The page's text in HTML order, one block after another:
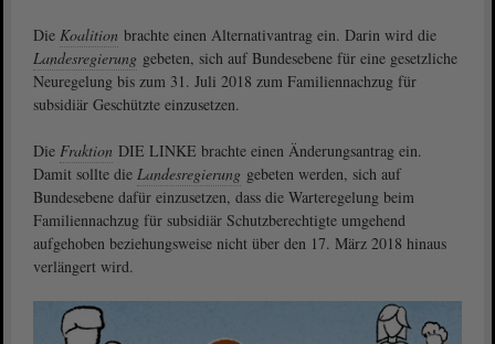
Die Koalition brachte einen Alternativantrag ein. Darin wird die
Landesregierung gebeten, sich auf Bundesebene für eine gesetzliche
Neuregelung bis zum 31. Juli 2018 zum Familiennachzug für
subsidiär Geschützte einzusetzen.
Die Fraktion DIE LINKE brachte einen Änderungsantrag ein.
Damit sollte die Landesregierung gebeten werden, sich auf
Bundesebene dafür einzusetzen, dass die Warteregelung beim
Familiennachzug für subsidiär Schutzberechtigte umgehend
aufgehoben beziehungsweise nicht über den 17. März 2018 hinaus
verlängert wird.